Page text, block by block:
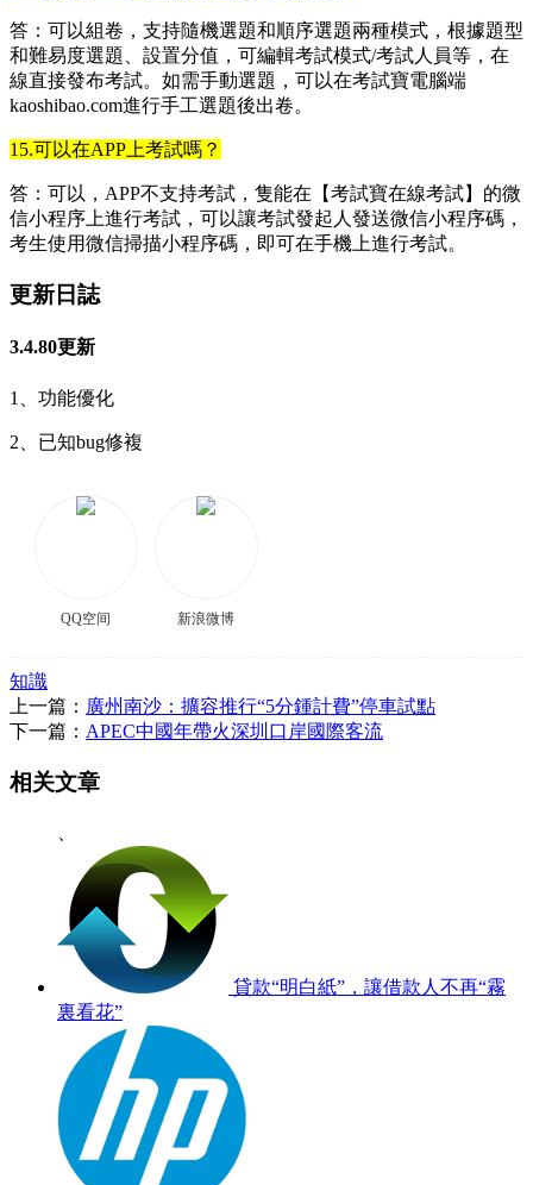
答：可以組卷，支持隨機選題和順序選題兩種模式，根據題型
和難易度選題、設置分值，可編輯考試模式/考試人員等，在
線直接發布考試。如需手動選題，可以在考試寶電腦端
kaoshibao.com進行手工選題後出卷。
15.可以在APP上考試嗎？
答：可以，APP不支持考試，隻能在【考試寶在線考試】的微
信小程序上進行考試，可以讓考試發起人發送微信小程序碼，
考生使用微信掃描小程序碼，即可在手機上進行考試。
更新日誌
3.4.80更新
1、功能優化
2、已知bug修複
QQ空间 新浪微博
知識
上一篇： 廣州南沙：擴容推行“5分鍾計費”停車試點
下一篇： APEC中國年帶火深圳口岸國際客流
相关文章
貸款“明白紙”，讓借款人不再“霧
裏看花”